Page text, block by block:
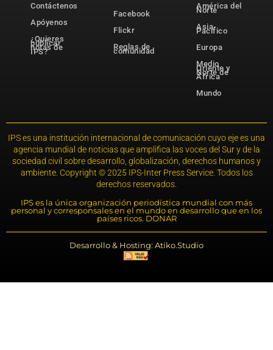
Contáctenos
Apóyenos
¿Quieres
publicar
notas de
IPS?
Facebook
Flickr
Reglas de
comunidad
América del
Norte
Asia-
Pacífico
Europa
Medio
Oriente y
Norte de
África
Mundo
IPS es una institución internacional de comunicación cuyo eje es una
agencia mundial de noticias que amplifica las voces del Sur y de la
sociedad civil sobre desarrollo, globalización, derechos humanos y
ambiente. Copyright © 2025 IPS-Inter Press Service. Todos los
derechos reservados.
IPS es la única organización periodística mundial con más
personal y corresponsales en el mundo en desarrollo que en los
países ricos. DONAR
Desarrollo & Hosting: Atiko.Studio